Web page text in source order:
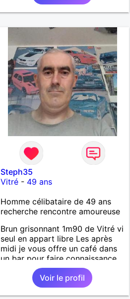
Steph35
Vitré - 49 ans
Homme célibataire de 49 ans
recherche rencontre amoureuse
Brun grisonnant 1m90 de Vitré vi
seul en appart libre Les après
midi je vous offre un café dans
un bar pour faire connaissance.
Voir le profil